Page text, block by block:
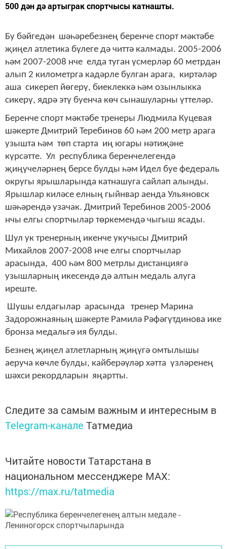
500 дән дә артыграк спортчысы катнашты.
Бу бәйгедән шәһәребезнең беренче спорт мәктәбе
җиңел атлетика бүлеге дә читтә калмады. 2005-2006
һәм 2007-2008 нче елда туган үсмерләр 60 метрдан
алып 2 километрга кадәрле булган арага, киртәләр
аша сикереп йөгерү, биеклеккә һәм озынлыкка
сикерү, ядрә этү буенча көч сынашуларны үттеләр.
Беренче спорт мәктәбе тренеры Людмила Куцевая
шәкерте Дмитрий Теребинов 60 һәм 200 метр арага
узышта һәм төп старта иң югары нәтиҗәне
күрсәтте. Ул республика беренчелегендә
җиңүчеләрнең берсе булды һәм Идел буе федераль
округы ярышларында катнашуга сайлап алынды.
Ярышлар киләсе елның гыйнвар аенда Ульяновск
шәһәрендә узачак. Дмитрий Теребинов 2005-2006
нчы елгы спортчылар төркемендә чыгыш ясады.
Шул ук тренерның икенче укучысы Дмитрий
Михайлов 2007-2008 нче елгы спортчылар
арасында, 400 һәм 800 метрлы дистанциягә
узышларның икесендә дә алтын медаль алуга
иреште.
Шушы елдагылар арасында тренер Марина
Задорожнаяның шәкерте Рамилә Рәфәгүтдинова ике
бронза медальгә ия булды.
Безнең җиңел атлетларның җиңүгә омтылышы
аеруча көчле булды, кайберәүләр хәтта үзләренең
шәхси рекордларын яңартты.
Следите за самым важным и интересным в
Telegram-канале Татмедиа
Читайте новости Татарстана в
национальном мессенджере MАХ:
https://max.ru/tatmedia